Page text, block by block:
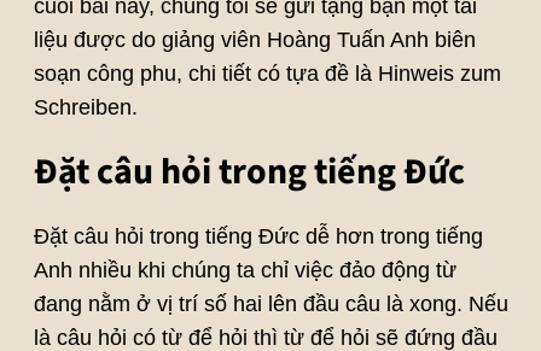
cuối bài này, chúng tôi sẽ gửi tặng bạn một tài
liệu được do giảng viên Hoàng Tuấn Anh biên
soạn công phu, chi tiết có tựa đề là Hinweis zum
Schreiben.
Đặt câu hỏi trong tiếng Đức
Đặt câu hỏi trong tiếng Đức dễ hơn trong tiếng
Anh nhiều khi chúng ta chỉ việc đảo động từ
đang nằm ở vị trí số hai lên đầu câu là xong. Nếu
là câu hỏi có từ để hỏi thì từ để hỏi sẽ đứng đầu